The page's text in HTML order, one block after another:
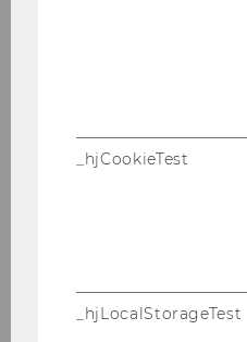
"Der AI in Ac­tion
ri­men­tier­raum, um
jen­seits von
den und das
sa­tio­na­lem Wis­sen,
Mög­lich­kei­ten und
se zu re­flek­tie­ren.
Wei­ter­ent­wick­lung
dabei im Trans­fer:
Fä­hig­keit der
_hjCookieTest
_hjLocalStorageTest